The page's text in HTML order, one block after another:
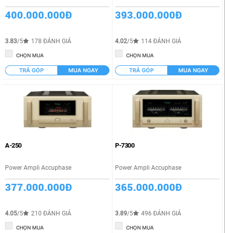
400.000.000Đ
3.83/5 178 ĐÁNH GIÁ
CHỌN MUA
TRẢ GÓP MUA NGAY
393.000.000Đ
4.02/5 114 ĐÁNH GIÁ
CHỌN MUA
TRẢ GÓP MUA NGAY
A-250
Power Ampli Accuphase
377.000.000Đ
4.05/5 210 ĐÁNH GIÁ
CHỌN MUA
P-7300
Power Ampli Accuphase
365.000.000Đ
3.89/5 496 ĐÁNH GIÁ
CHỌN MUA